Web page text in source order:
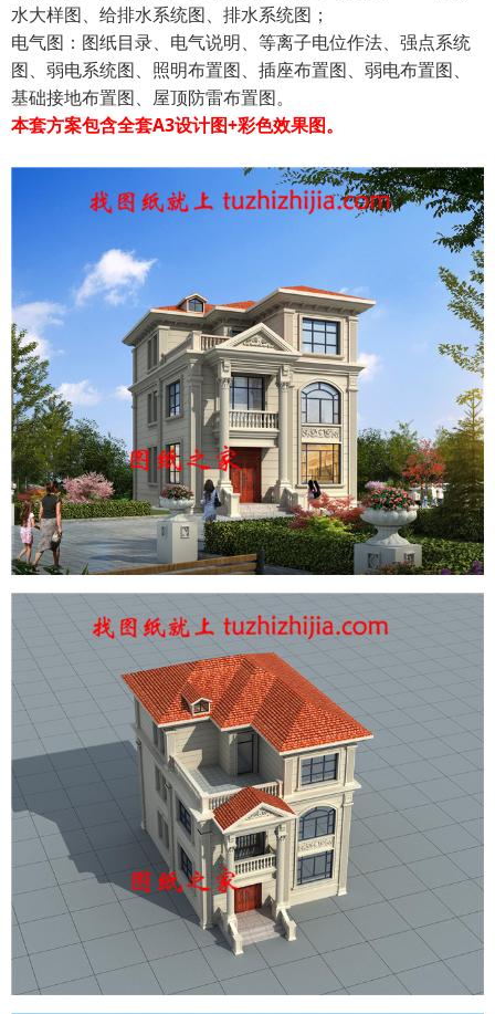
水大样图、给排水系统图、排水系统图；
电气图：图纸目录、电气说明、等离子电位作法、强点系统
图、弱电系统图、照明布置图、插座布置图、弱电布置图、
基础接地布置图、屋顶防雷布置图。
本套方案包含全套A3设计图+彩色效果图。